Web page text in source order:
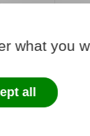
âgé
what you
all